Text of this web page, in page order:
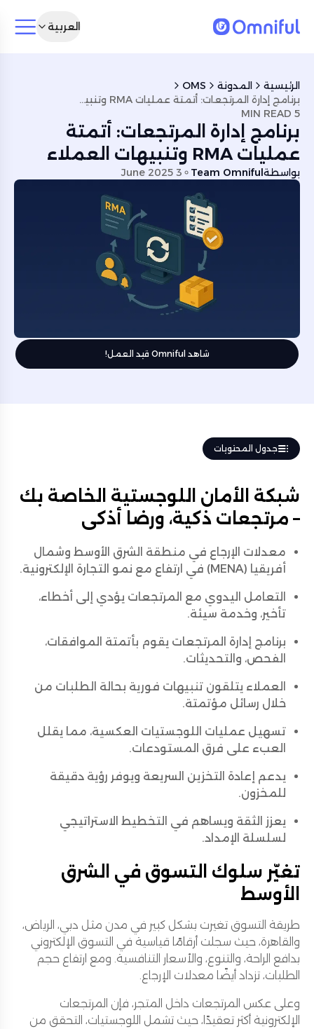
العربية
الرئيسية المدونة
OMS
برنامج إدارة المرتجعات: أتمتة عمليات RMA وتنبيهات العملاء
5 MIN READ
برنامج إدارة المرتجعات: أتمتة
عمليات RMA وتنبيهات العملاء
بواسطةTeam Omniful
3 June 2025
شاهد Omniful قيد العمل!
جدول المحتويات
شبكة الأمان اللوجستية الخاصة بك
– مرتجعات ذكية، ورضا أذكى
معدلات الإرجاع في منطقة الشرق الأوسط وشمال
أفريقيا (MENA) في ارتفاع مع نمو التجارة الإلكترونية.
التعامل اليدوي مع المرتجعات يؤدي إلى أخطاء،
تأخير، وخدمة سيئة.
برنامج إدارة المرتجعات يقوم بأتمتة الموافقات،
الفحص، والتحديثات.
العملاء يتلقون تنبيهات فورية بحالة الطلبات من
خلال رسائل مؤتمتة.
تسهيل عمليات اللوجستيات العكسية، مما يقلل
العبء على فرق المستودعات.
يدعم إعادة التخزين السريعة ويوفر رؤية دقيقة
للمخزون.
يعزز الثقة ويساهم في التخطيط الاستراتيجي
لسلسلة الإمداد.
تغيّر سلوك التسوق في الشرق
الأوسط
طريقة التسوق تغيرت بشكل كبير في مدن مثل دبي، الرياض،
والقاهرة، حيث سجلت أرقامًا قياسية في التسوق الإلكتروني
بدافع الراحة، والتنوع، والأسعار التنافسية. ومع ارتفاع حجم
الطلبات، تزداد أيضًا معدلات الإرجاع.
وعلى عكس المرتجعات داخل المتجر، فإن المرتجعات
الإلكترونية أكثر تعقيدًا، حيث تشمل اللوجستيات، التحقق من